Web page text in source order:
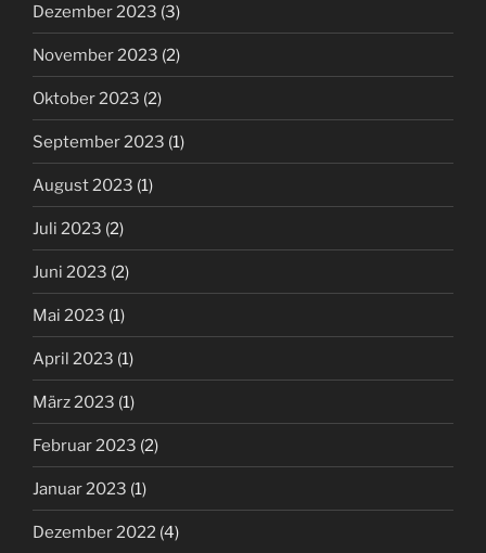
Dezember 2023 (3)
November 2023 (2)
Oktober 2023 (2)
September 2023 (1)
August 2023 (1)
Juli 2023 (2)
Juni 2023 (2)
Mai 2023 (1)
April 2023 (1)
März 2023 (1)
Februar 2023 (2)
Januar 2023 (1)
Dezember 2022 (4)